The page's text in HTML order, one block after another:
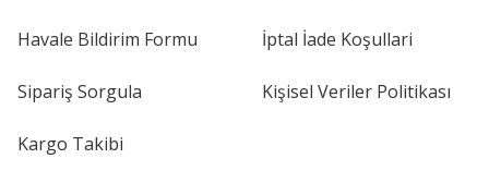
Havale Bildirim Formu
Sipariş Sorgula
Kargo Takibi
İptal İade Koşullari
Kişisel Veriler Politikası